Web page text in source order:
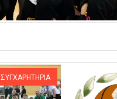
ΧΡΟΝΙΑ ΠΟΛΛΑ
Ο δρόμος για
U21: Τεράστια
Γ΄ανδρών play offs
ΣΥΓΧΑΡΗΤΗΡΙΑ